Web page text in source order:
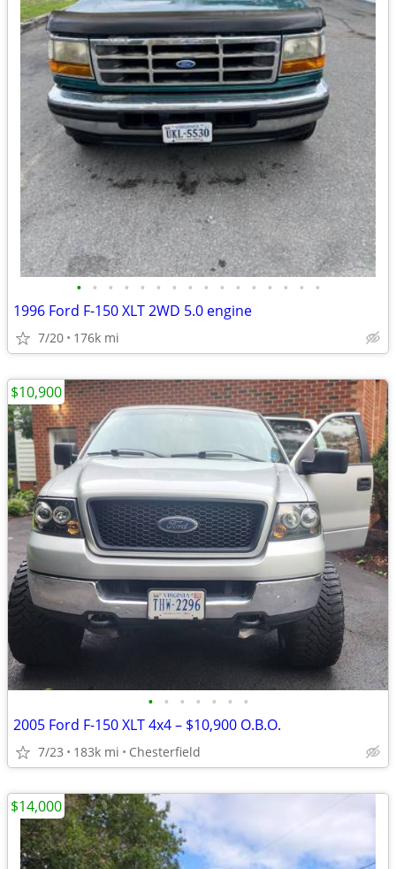
• • • • • • • • • • • • • • • •
1996 Ford F-150 XLT 2WD 5.0 engine
7/20 176k mi
• • • • • • •
2005 Ford F-150 XLT 4x4 – $10,900 O.B.O.
7/23 183k mi Chesterfield
$10,900
$14,000